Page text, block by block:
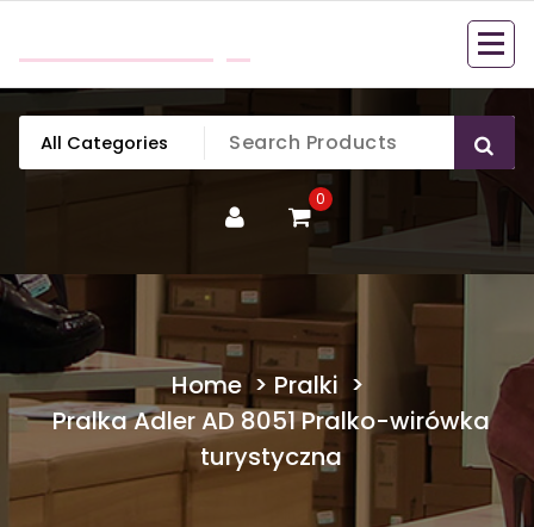
content
0
Home> Pralki >
Pralka Adler AD 8051 Pralko-wirówka
turystyczna